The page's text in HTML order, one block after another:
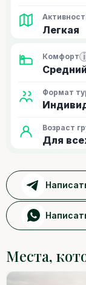
Легкая
Комфорт i
Средний
Формат
Возраст
Для
Места,